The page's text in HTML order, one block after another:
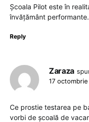
Școala Pilot este în
învățământ performante.
Reply
Zaraza
17
Ce prostie testarea pe
vorbi de școală de